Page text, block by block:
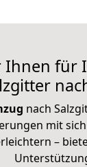
Ihnen für
nach
mit
–